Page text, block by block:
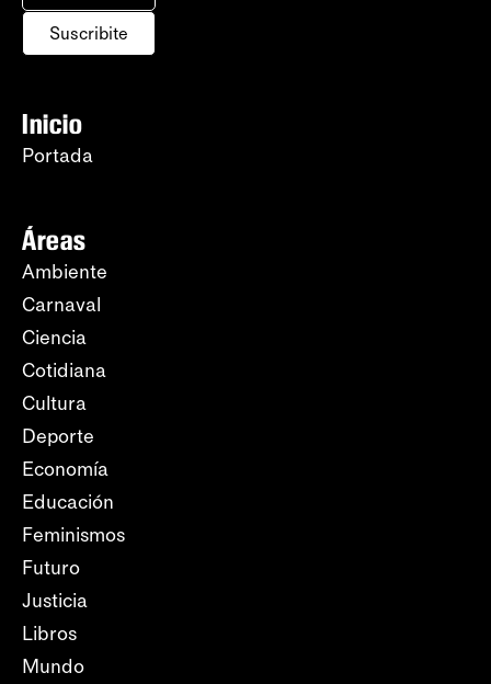
Suscribite
Inicio
Portada
Áreas
Ambiente
Carnaval
Ciencia
Cotidiana
Cultura
Deporte
Economía
Educación
Feminismos
Futuro
Justicia
Libros
Mundo